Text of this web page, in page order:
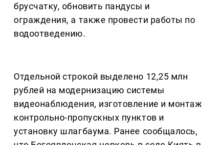
брусчатку, обновить пандусы и
ограждения, а также провести работы по
водоотведению.
Отдельной строкой выделено 12,25 млн
рублей на модернизацию системы
видеонаблюдения, изготовление и монтаж
контрольно-пропускных пунктов и
установку шлагбаума. Ранее сообщалось,